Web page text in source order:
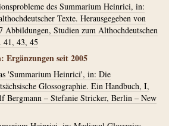
des Summarium Heinrici, in:
Texte. Herausgegeben von
Studien zum Althochdeutschen
41, 43, 45
Ergänzungen seit 2005
'Summarium Heinrici', in: Die
Glossographie. Ein Handbuch, I,
Bergmann – Stefanie Stricker, Berlin – New